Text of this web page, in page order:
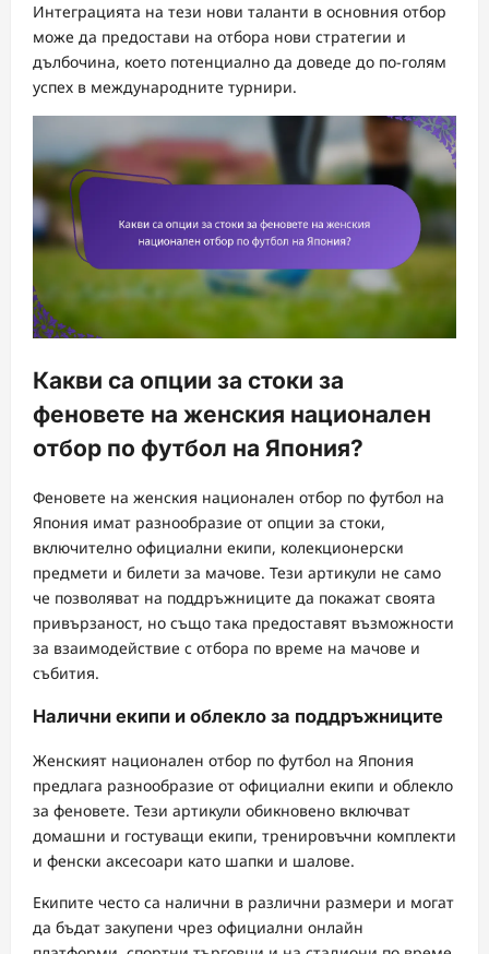
Интеграцията на тези нови таланти в основния отбор
може да предостави на отбора нови стратегии и
дълбочина, което потенциално да доведе до по-голям
успех в международните турнири.
Какви са опции за стоки за
феновете на женския национален
отбор по футбол на Япония?
Феновете на женския национален отбор по футбол на
Япония имат разнообразие от опции за стоки,
включително официални екипи, колекционерски
предмети и билети за мачове. Тези артикули не само
че позволяват на поддръжниците да покажат своята
привързаност, но също така предоставят възможности
за взаимодействие с отбора по време на мачове и
събития.
Налични екипи и облекло за поддръжниците
Женският национален отбор по футбол на Япония
предлага разнообразие от официални екипи и облекло
за феновете. Тези артикули обикновено включват
домашни и гостуващи екипи, тренировъчни комплекти
и фенски аксесоари като шапки и шалове.
Екипите често са налични в различни размери и могат
да бъдат закупени чрез официални онлайн